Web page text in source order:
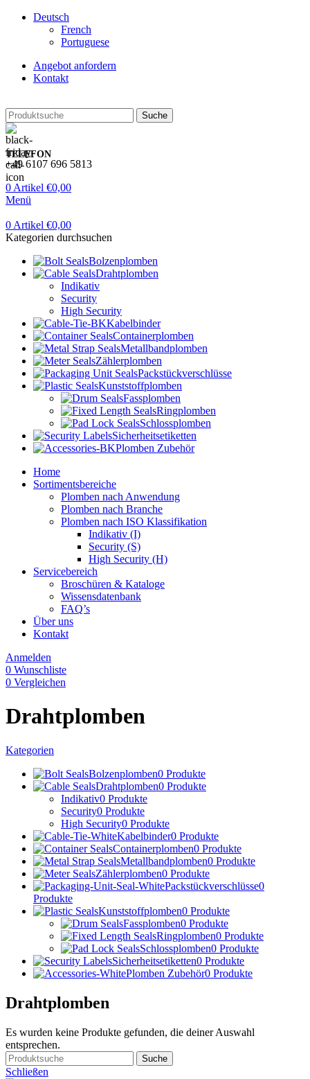
Deutsch
French
Portuguese
Angebot anfordern
Kontakt
Suche
TELEFON
+49 6107 696 5813
0 Artikel €0,00
Menü
0 Artikel €0,00
Kategorien durchsuchen
Bolzenplomben
Drahtplomben
Indikativ
Security
High Security
Kabelbinder
Containerplomben
Metallbandplomben
Zählerplomben
Packstückverschlüsse
Kunststoffplomben
Fassplomben
Ringplomben
Schlossplomben
Sicherheitsetiketten
Plomben Zubehör
Home
Sortimentsbereiche
Plomben nach Anwendung
Plomben nach Branche
Plomben nach ISO Klassifikation
Indikativ (I)
Security (S)
High Security (H)
Servicebereich
Broschüren & Kataloge
Wissensdatenbank
FAQ’s
Über uns
Kontakt
Anmelden
0 Wunschliste
0 Vergleichen
Drahtplomben
Kategorien
Bolzenplomben0 Produkte
Drahtplomben0 Produkte
Indikativ0 Produkte
Security0 Produkte
High Security0 Produkte
Kabelbinder0 Produkte
Containerplomben0 Produkte
Metallbandplomben0 Produkte
Zählerplomben0 Produkte
Packstückverschlüsse0
Produkte
Kunststoffplomben0 Produkte
Fassplomben0 Produkte
Ringplomben0 Produkte
Schlossplomben0 Produkte
Sicherheitsetiketten0 Produkte
Plomben Zubehör0 Produkte
Drahtplomben
Es wurden keine Produkte gefunden, die deiner Auswahl
entsprechen.
Suche
Schließen